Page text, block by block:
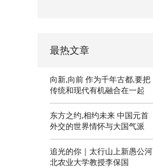
最热文章
向新,向前 作为千年古都,要把
传统和现代有机融合在一起
东方之约,相约未来 中国元首
外交的世界情怀与大国气派
追光的你｜太行山上新愚公河
北农业大学教授李保国